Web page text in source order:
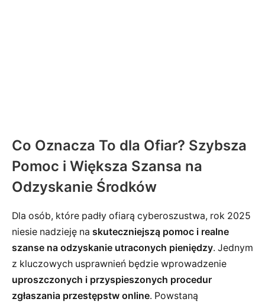
Co Oznacza To dla Ofiar? Szybsza
Pomoc i Większa Szansa na
Odzyskanie Środków
Dla osób, które padły ofiarą cyberoszustwa, rok 2025
niesie nadzieję na skuteczniejszą pomoc i realne
szanse na odzyskanie utraconych pieniędzy. Jednym
z kluczowych usprawnień będzie wprowadzenie
uproszczonych i przyspieszonych procedur
zgłaszania przestępstw online. Powstaną